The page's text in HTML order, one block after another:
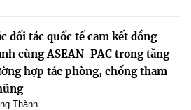
đối tác quốc tế cam kết đồng
cùng ASEAN-PAC trong tăng
hợp tác phòng, chống tham
Thành